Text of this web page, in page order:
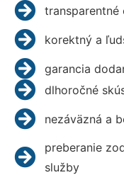
korektný a
garancia
dlhoročné
nezáväzná a
preberanie
služby